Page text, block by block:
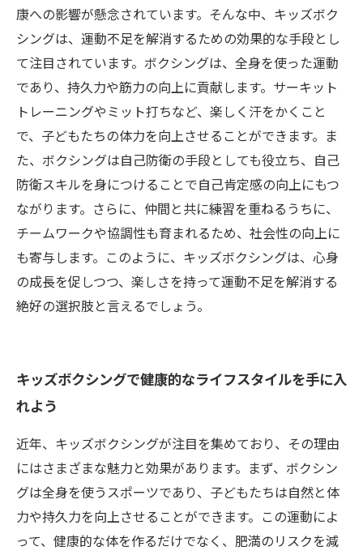
康への影響が懸念されています。そんな中、キッズボク
シングは、運動不足を解消するための効果的な手段とし
て注目されています。ボクシングは、全身を使った運動
であり、持久力や筋力の向上に貢献します。サーキット
トレーニングやミット打ちなど、楽しく汗をかくこと
で、子どもたちの体力を向上させることができます。ま
た、ボクシングは自己防衛の手段としても役立ち、自己
防衛スキルを身につけることで自己肯定感の向上にもつ
ながります。さらに、仲間と共に練習を重ねるうちに、
チームワークや協調性も育まれるため、社会性の向上に
も寄与します。このように、キッズボクシングは、心身
の成長を促しつつ、楽しさを持って運動不足を解消する
絶好の選択肢と言えるでしょう。
キッズボクシングで健康的なライフスタイルを手に入
れよう
近年、キッズボクシングが注目を集めており、その理由
にはさまざまな魅力と効果があります。まず、ボクシン
グは全身を使うスポーツであり、子どもたちは自然と体
力や持久力を向上させることができます。この運動によ
って、健康的な体を作るだけでなく、肥満のリスクを減